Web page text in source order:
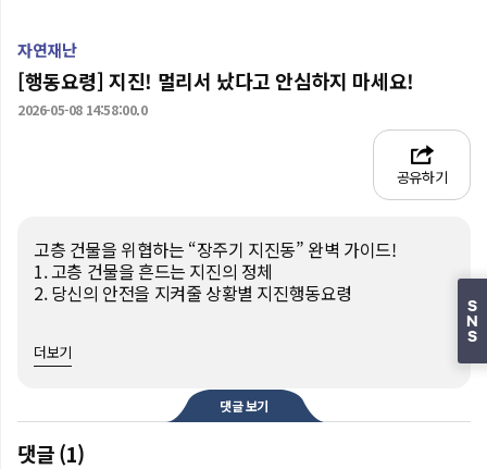
S
N
S
자연재난
[행동요령] 지진! 멀리서 났다고 안심하지 마세요!
2026-05-08 14:58:00.0
공유하기
고층 건물을 위협하는 “장주기 지진동” 완벽 가이드!
1. 고층 건물을 흔드는 지진의 정체
2. 당신의 안전을 지켜줄 상황별 지진행동요령
시청하세요!
#지진#장주기지진동#초고층#지진행동요령#도시생존#
다행이#부리부리
더보기
댓글 보기
댓글 (1)